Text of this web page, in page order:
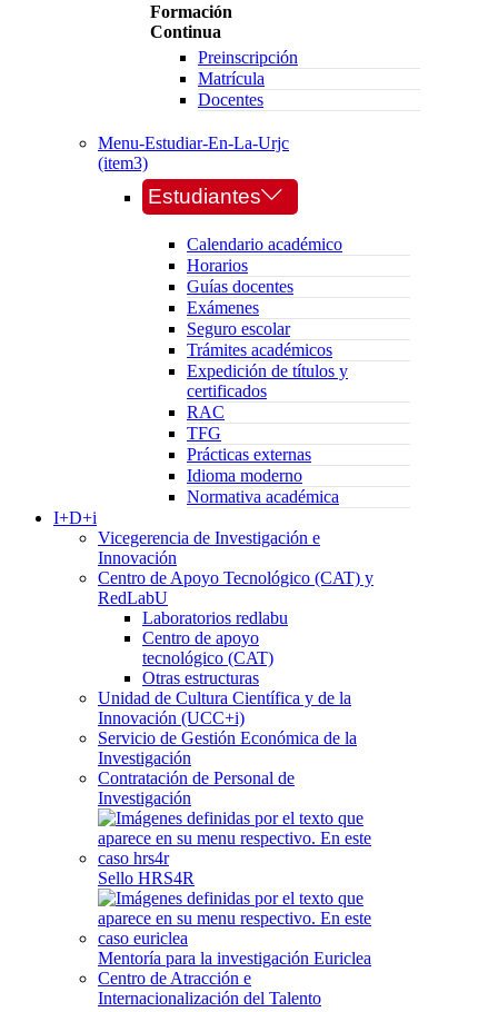
Formación
Continua
Preinscripción
Matrícula
Docentes
Menu-Estudiar-En-La-Urjc
(item3)
Estudiantes
Calendario académico
Horarios
Guías docentes
Exámenes
Seguro escolar
Trámites académicos
Expedición de títulos y
certificados
RAC
TFG
Prácticas externas
Idioma moderno
Normativa académica
I+D+i
Vicegerencia de Investigación e
Innovación
Centro de Apoyo Tecnológico (CAT) y
RedLabU
Laboratorios redlabu
Centro de apoyo
tecnológico (CAT)
Otras estructuras
Unidad de Cultura Científica y de la
Innovación (UCC+i)
Servicio de Gestión Económica de la
Investigación
Contratación de Personal de
Investigación
Sello HRS4R
Mentoría para la investigación Euriclea
Centro de Atracción e
Internacionalización del Talento